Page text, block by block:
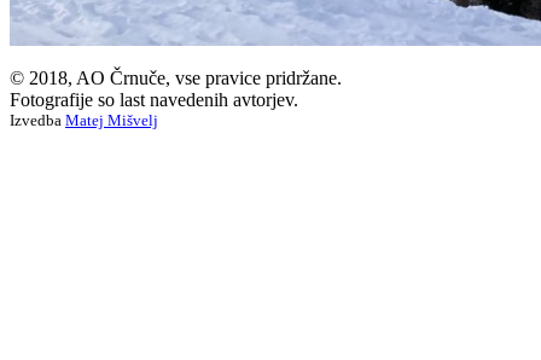
© 2018, AO Črnuče, vse pravice pridržane.
Fotografije so last navedenih avtorjev.
Izvedba Matej Mišvelj